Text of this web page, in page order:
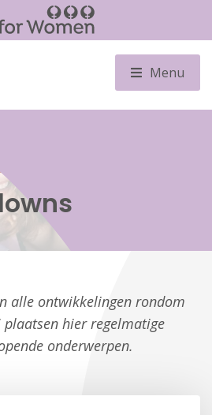
Menu
alle ontwikkelingen rondom
hier regelmatige
onderwerpen.